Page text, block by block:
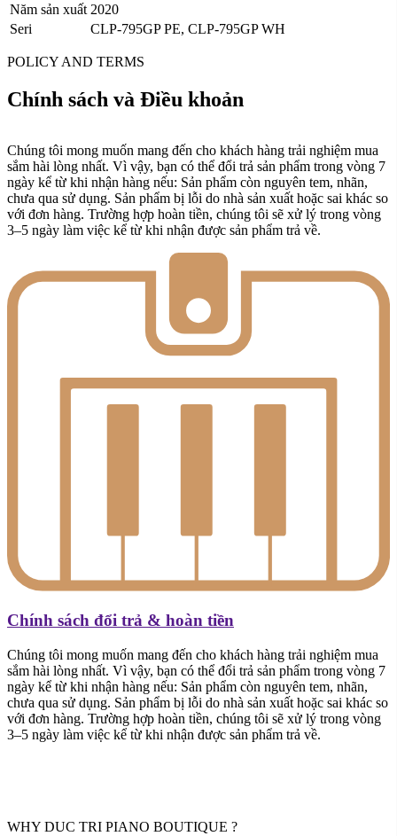
Năm sản xuất 2020
Seri
CLP-795GP PE, CLP-795GP WH
POLICY AND TERMS
Chính sách và Điều khoản
Chúng tôi mong muốn mang đến cho khách hàng trải nghiệm mua
sắm hài lòng nhất. Vì vậy, bạn có thể đổi trả sản phẩm trong vòng 7
ngày kể từ khi nhận hàng nếu: Sản phẩm còn nguyên tem, nhãn,
chưa qua sử dụng. Sản phẩm bị lỗi do nhà sản xuất hoặc sai khác so
với đơn hàng. Trường hợp hoàn tiền, chúng tôi sẽ xử lý trong vòng
3–5 ngày làm việc kể từ khi nhận được sản phẩm trả về.
Chính sách đổi trả & hoàn tiền
Chúng tôi mong muốn mang đến cho khách hàng trải nghiệm mua
sắm hài lòng nhất. Vì vậy, bạn có thể đổi trả sản phẩm trong vòng 7
ngày kể từ khi nhận hàng nếu: Sản phẩm còn nguyên tem, nhãn,
chưa qua sử dụng. Sản phẩm bị lỗi do nhà sản xuất hoặc sai khác so
với đơn hàng. Trường hợp hoàn tiền, chúng tôi sẽ xử lý trong vòng
3–5 ngày làm việc kể từ khi nhận được sản phẩm trả về.
WHY DUC TRI PIANO BOUTIQUE ?